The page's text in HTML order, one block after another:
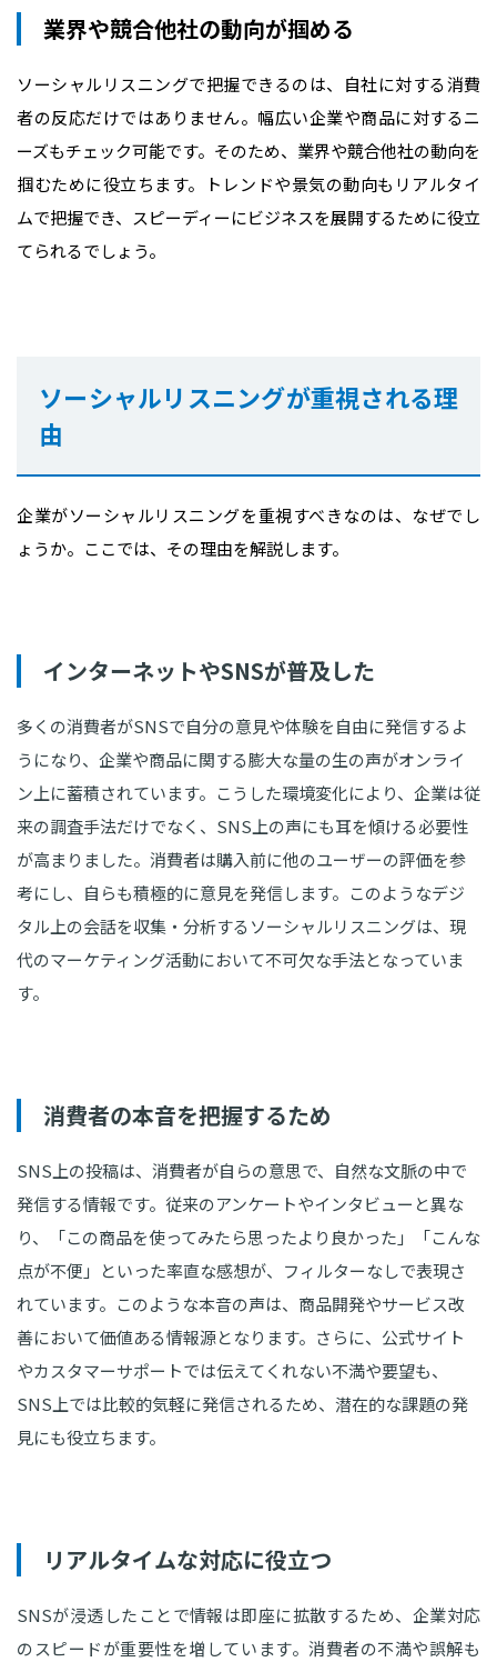
業界や競合他社の動向が掴める
ソーシャルリスニングで把握できるのは、自社に対する消費
者の反応だけではありません。幅広い企業や商品に対するニ
ーズもチェック可能です。そのため、業界や競合他社の動向を
掴むために役立ちます。トレンドや景気の動向もリアルタイ
ムで把握でき、スピーディーにビジネスを展開するために役立
てられるでしょう。
ソーシャルリスニングが重視される理
由
企業がソーシャルリスニングを重視すべきなのは、なぜでし
ょうか。ここでは、その理由を解説します。
インターネットやSNSが普及した
多くの消費者がSNSで自分の意見や体験を自由に発信するよ
うになり、企業や商品に関する膨大な量の生の声がオンライ
ン上に蓄積されています。こうした環境変化により、企業は従
来の調査手法だけでなく、SNS上の声にも耳を傾ける必要性
が高まりました。消費者は購入前に他のユーザーの評価を参
考にし、自らも積極的に意見を発信します。このようなデジ
タル上の会話を収集・分析するソーシャルリスニングは、現
代のマーケティング活動において不可欠な手法となっていま
す。
消費者の本音を把握するため
SNS上の投稿は、消費者が自らの意思で、自然な文脈の中で
発信する情報です。従来のアンケートやインタビューと異な
り、「この商品を使ってみたら思ったより良かった」「こんな
点が不便」といった率直な感想が、フィルターなしで表現さ
れています。このような本音の声は、商品開発やサービス改
善において価値ある情報源となります。さらに、公式サイト
やカスタマーサポートでは伝えてくれない不満や要望も、
SNS上では比較的気軽に発信されるため、潜在的な課題の発
見にも役立ちます。
リアルタイムな対応に役立つ
SNSが浸透したことで情報は即座に拡散するため、企業対応
のスピードが重要性を増しています。消費者の不満や誤解も